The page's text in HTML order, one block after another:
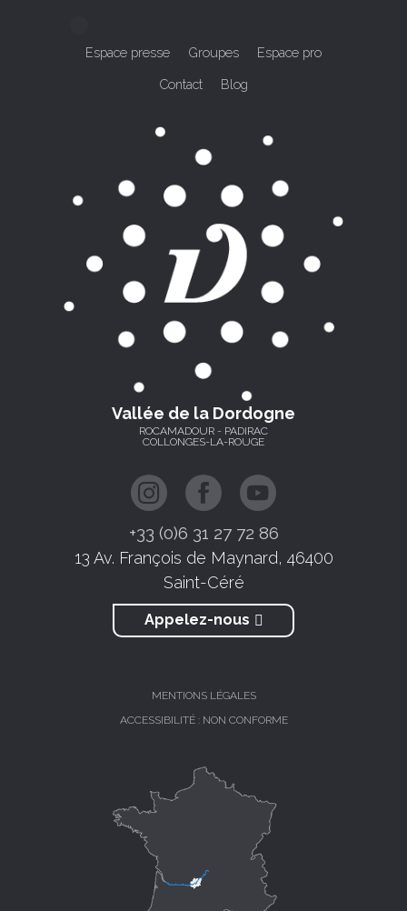
Espace presse Groupes Espace pro
Contact Blog
Vallée de la Dordogne
ROCAMADOUR - PADIRAC
COLLONGES-LA-ROUGE
+33 (0)6 31 27 72 86
13 Av. François de Maynard, 46400
Saint-Céré
Appelez-nous
MENTIONS LÉGALES
ACCESSIBILITÉ : NON CONFORME